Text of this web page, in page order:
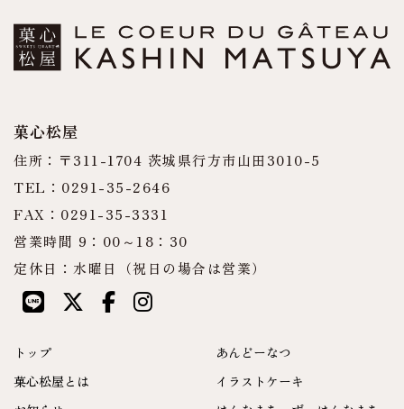
菓心松屋
住所：〒311-1704 茨城県行方市山田3010-5
TEL：0291-35-2646
FAX：0291-35-3331
営業時間 9：00～18：30
定休日：水曜日（祝日の場合は営業）
トップ
菓心松屋とは
あんどーなつ
イラストケーキ